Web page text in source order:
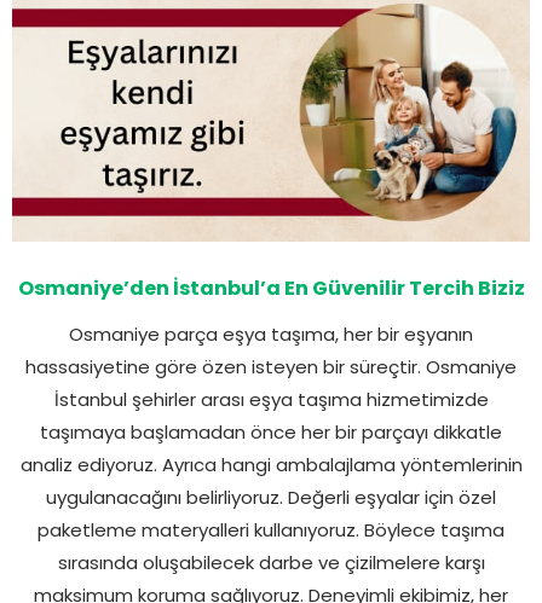
Osmaniye’den İstanbul’a En Güvenilir Tercih Biziz
Osmaniye parça eşya taşıma, her bir eşyanın
hassasiyetine göre özen isteyen bir süreçtir. Osmaniye
İstanbul şehirler arası eşya taşıma hizmetimizde
taşımaya başlamadan önce her bir parçayı dikkatle
analiz ediyoruz. Ayrıca hangi ambalajlama yöntemlerinin
uygulanacağını belirliyoruz. Değerli eşyalar için özel
paketleme materyalleri kullanıyoruz. Böylece taşıma
sırasında oluşabilecek darbe ve çizilmelere karşı
maksimum koruma sağlıyoruz. Deneyimli ekibimiz, her